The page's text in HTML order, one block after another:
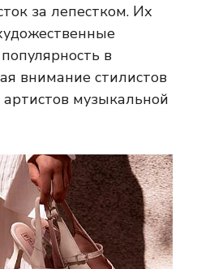
за лепестком. Их
в
внимание стилистов
музыкальной